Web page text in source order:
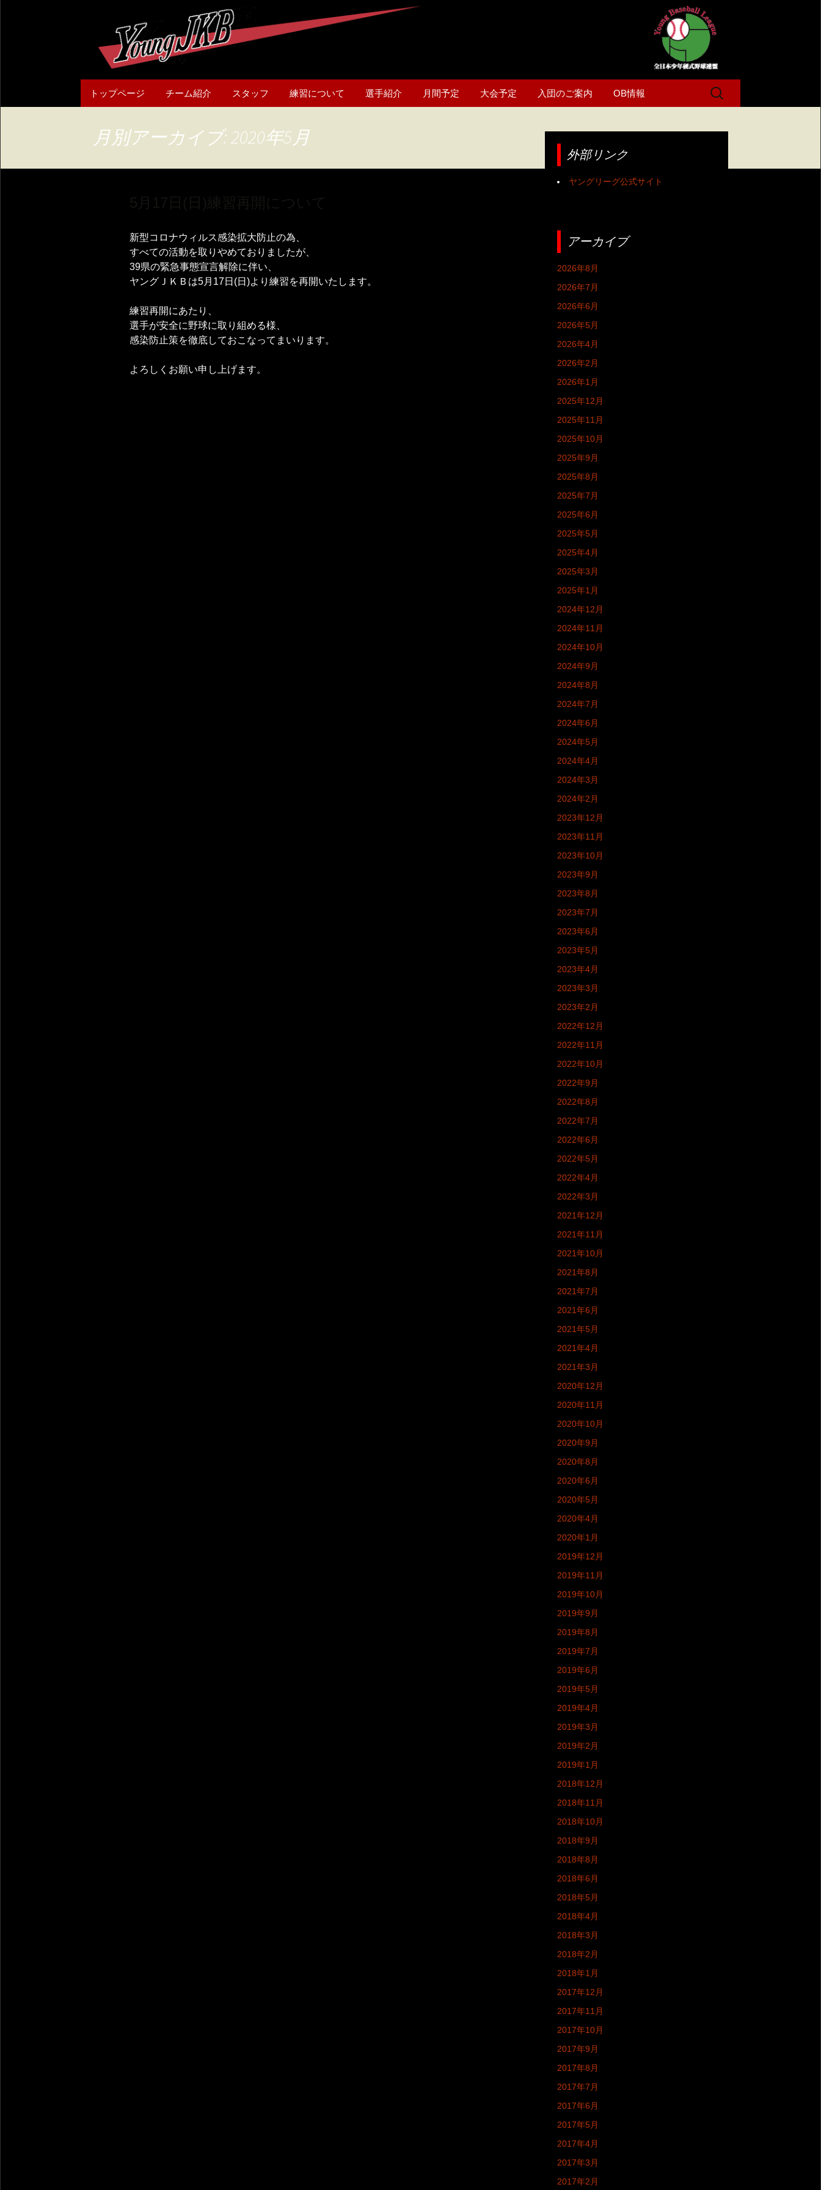
トップページ チーム紹介 スタッフ 練習について 選手紹介 月間予定 大会予定 入団のご案内 OB情報
検
索:
月別アーカイブ: 2020年5月
新型コロナウィルス感染拡大防止の為、
すべての活動を取りやめておりましたが、
39県の緊急事態宣言解除に伴い、
ヤングＪＫＢは5月17日(日)より練習を再開いたします。
練習再開にあたり、
選手が安全に野球に取り組める様、
感染防止策を徹底しておこなってまいります。
よろしくお願い申し上げます。
外部リンク
ヤングリーグ公式サイト
アーカイブ
2026年8月
2026年7月
2026年6月
2026年5月
2026年4月
2026年2月
2026年1月
2025年12月
2025年11月
2025年10月
2025年9月
2025年8月
2025年7月
2025年6月
2025年5月
2025年4月
2025年3月
2025年1月
2024年12月
2024年11月
2024年10月
2024年9月
2024年8月
2024年7月
2024年6月
2024年5月
2024年4月
2024年3月
2024年2月
2023年12月
2023年11月
2023年10月
2023年9月
2023年8月
2023年7月
2023年6月
2023年5月
2023年4月
2023年3月
2023年2月
2022年12月
2022年11月
2022年10月
2022年9月
2022年8月
2022年7月
2022年6月
2022年5月
2022年4月
2022年3月
2021年12月
2021年11月
2021年10月
2021年8月
2021年7月
2021年6月
2021年5月
2021年4月
2021年3月
2020年12月
2020年11月
2020年10月
2020年9月
2020年8月
2020年6月
2020年5月
2020年4月
2020年1月
2019年12月
2019年11月
2019年10月
2019年9月
2019年8月
2019年7月
2019年6月
2019年5月
2019年4月
2019年3月
2019年2月
2019年1月
2018年12月
2018年11月
2018年10月
2018年9月
2018年8月
2018年6月
2018年5月
2018年4月
2018年3月
2018年2月
2018年1月
2017年12月
2017年11月
2017年10月
2017年9月
2017年8月
2017年7月
2017年6月
2017年5月
2017年4月
2017年3月
2017年2月